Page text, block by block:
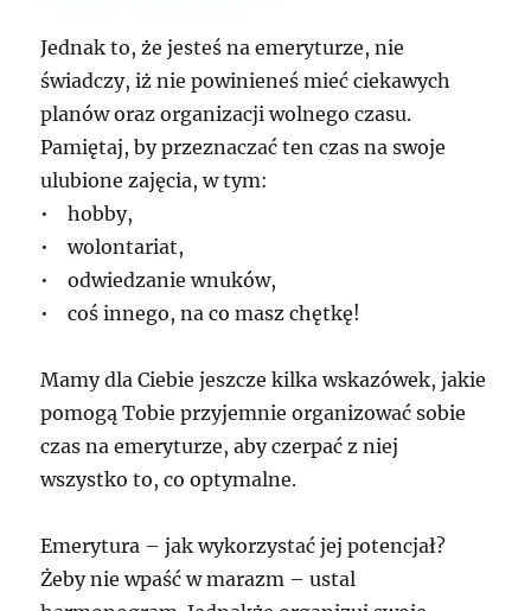
Jednak to, że jesteś na emeryturze, nie
świadczy, iż nie powinieneś mieć ciekawych
planów oraz organizacji wolnego czasu.
Pamiętaj, by przeznaczać ten czas na swoje
ulubione zajęcia, w tym:
• hobby,
• wolontariat,
• odwiedzanie wnuków,
• coś innego, na co masz chętkę!
Mamy dla Ciebie jeszcze kilka wskazówek, jakie
pomogą Tobie przyjemnie organizować sobie
czas na emeryturze, aby czerpać z niej
wszystko to, co optymalne.
Emerytura – jak wykorzystać jej potencjał?
Żeby nie wpaść w marazm – ustal